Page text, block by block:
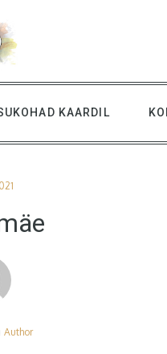
KAARDIL
Author